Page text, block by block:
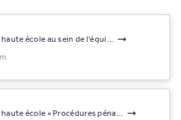
école au sein de l'équi...
école « Procédures péna...